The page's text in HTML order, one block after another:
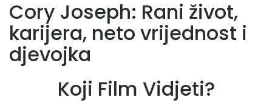
Cory Joseph: Rani život,
karijera, neto vrijednost i
djevojka
Koji Film Vidjeti?